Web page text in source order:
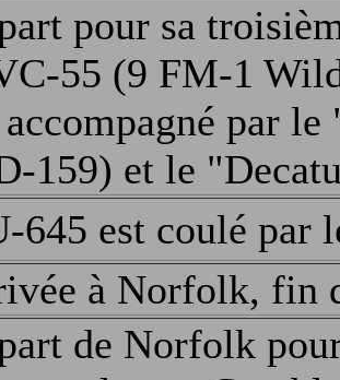
pour sa
55 (9 FM-1
accompagné par
159) et le
645 est coulé par
à Norfolk, fin
de Norfolk